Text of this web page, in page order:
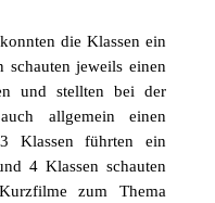
die Klassen ein
schauten jeweils einen
und stellten bei der
allgemein einen
Klassen führten ein
4 Klassen schauten
zum Thema